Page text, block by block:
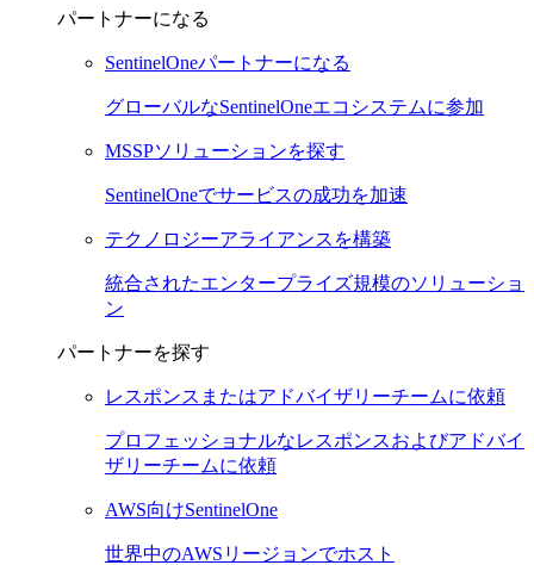
パートナーになる
SentinelOneパートナーになる
グローバルなSentinelOneエコシステムに参加
MSSPソリューションを探す
SentinelOneでサービスの成功を加速
テクノロジーアライアンスを構築
統合されたエンタープライズ規模のソリューショ
ン
パートナーを探す
レスポンスまたはアドバイザリーチームに依頼
プロフェッショナルなレスポンスおよびアドバイ
ザリーチームに依頼
AWS向けSentinelOne
世界中のAWSリージョンでホスト